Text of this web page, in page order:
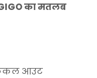
का मतलब
आउट